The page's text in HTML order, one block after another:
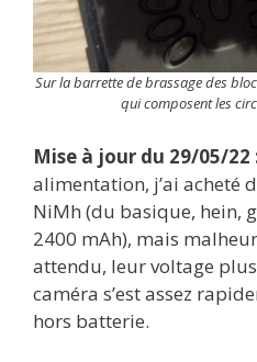
Sur la barrette de brassage des
qui composent les
Mise à jour du 29/05/22
alimentation, j’ai acheté
NiMh (du basique, hein,
2400 mAh), mais
attendu, leur voltage
caméra s’est assez
hors batterie.